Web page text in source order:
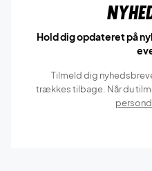
Hold dig opdateret på
Tilmeld dig
trækkes tilbage. Når du